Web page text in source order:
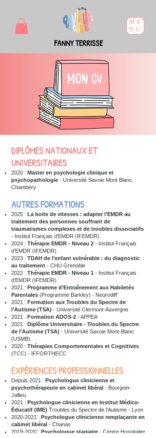
ME
NU
FANNY TERRISSE
DIPLÔMES NATIONAUX ET
UNIVERSITAIRES
2020 : Master en psychologie clinique et
psychopathologie - Université Savoie Mont Blanc,
Chambéry
AUTRES FORMATIONS
2025 : La boite de vitesses : adapter l’EMDR au
traitement des personnes souffrant de
traumatismes complexes et de troubles dissociatifs
- Institut Français d’EMDR (IFEMDR)
2024 : Thérapie EMDR - Niveau 2 - Institut Français
d’EMDR (IFEMDR)
2023 : TDAH de l’enfant vulnérable : du diagnostic
au traitement - CHU Grenoble
2022 : Thérapie EMDR - Niveau 1 - Institut Français
d’EMDR (IFEMDR)
2021 : Programme d’Entraînement aux Habiletés
Parentales (Programme Barkley) - Neurodiff’
2021 : Formation aux Troubles du Spectre de
l’Autisme (TSA) - Université Clermont-Auvergne
2021 : Formation ADOS-2 - APPEA
2021 : Diplôme Universitaire - Troubles du Spectre
de l’Autisme (TSA) - Université Savoie Mont-Blanc
(USMB)
2020 : Thérapies Comportementales et Cognitives
(TCC) - IFFORTHECC
EXPÉRIENCES PROFESSIONNELLES
Depuis 2021 : Psychologue clinicienne et
psychothérapeute en cabinet libéral - Bourgoin-
Jallieu
2021 : Psychologue clinicienne en Institut Médico-
Éducatif (IME) Troubles du Spectre de l’Autisme - Lyon
2020-2021 : Psychologue clinicienne remplaçante en
cabinet libéral - Chanas
2019-2020 : Psychologue stagiaire - Centre Hospitalier